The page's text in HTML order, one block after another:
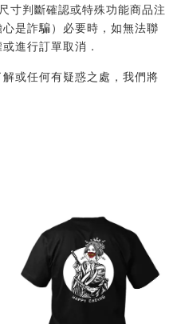
判斷確認或特殊功能商品注
是詐騙）必要時，如無法聯
進行訂單取消．
或任何有疑惑之處，我們將